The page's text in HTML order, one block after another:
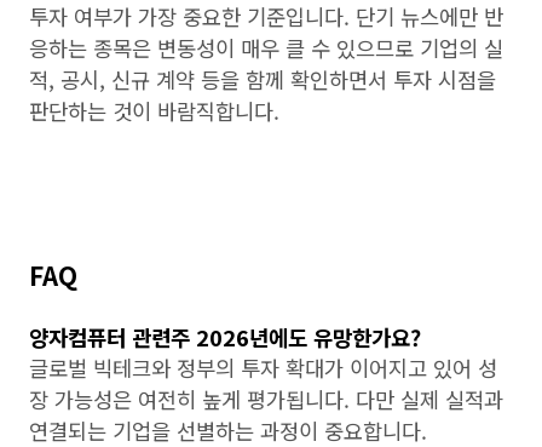
투자 여부가 가장 중요한 기준입니다. 단기 뉴스에만 반
응하는 종목은 변동성이 매우 클 수 있으므로 기업의 실
적, 공시, 신규 계약 등을 함께 확인하면서 투자 시점을
판단하는 것이 바람직합니다.
FAQ
양자컴퓨터 관련주 2026년에도 유망한가요?
글로벌 빅테크와 정부의 투자 확대가 이어지고 있어 성
장 가능성은 여전히 높게 평가됩니다. 다만 실제 실적과
연결되는 기업을 선별하는 과정이 중요합니다.